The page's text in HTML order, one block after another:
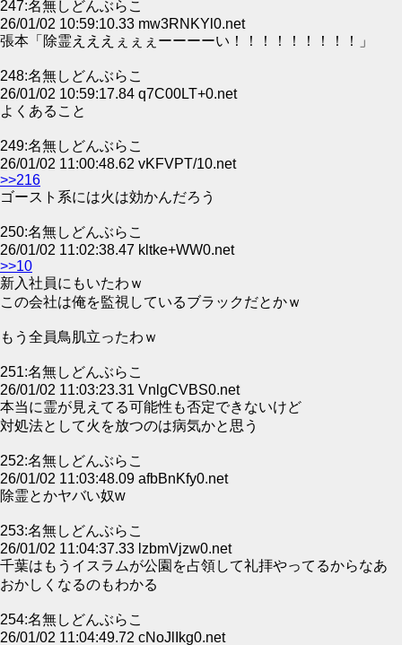
247:名無しどんぶらこ
26/01/02 10:59:10.33 mw3RNKYl0.net
張本「除霊えええぇぇぇーーーーい！！！！！！！！！」
248:名無しどんぶらこ
26/01/02 10:59:17.84 q7C00LT+0.net
よくあること
249:名無しどんぶらこ
26/01/02 11:00:48.62 vKFVPT/10.net
>>216
ゴースト系には火は効かんだろう
250:名無しどんぶらこ
26/01/02 11:02:38.47 kltke+WW0.net
>>10
新入社員にもいたわｗ
この会社は俺を監視しているブラックだとかｗ
もう全員鳥肌立ったわｗ
251:名無しどんぶらこ
26/01/02 11:03:23.31 VnlgCVBS0.net
本当に霊が見えてる可能性も否定できないけど
対処法として火を放つのは病気かと思う
252:名無しどんぶらこ
26/01/02 11:03:48.09 afbBnKfy0.net
除霊とかヤバい奴w
253:名無しどんぶらこ
26/01/02 11:04:37.33 lzbmVjzw0.net
千葉はもうイスラムが公園を占領して礼拝やってるからなあ
おかしくなるのもわかる
254:名無しどんぶらこ
26/01/02 11:04:49.72 cNoJlIkg0.net